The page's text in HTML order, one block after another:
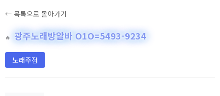
← 목록으로 돌아가기
🔥 광주노래방알바 O1O=5493-9234
노래주점